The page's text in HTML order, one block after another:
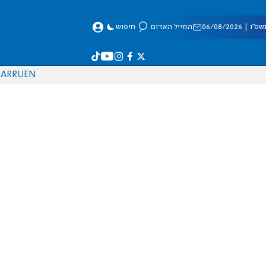
08/2026 המייל האדום חיפוש
EN
RU
AR